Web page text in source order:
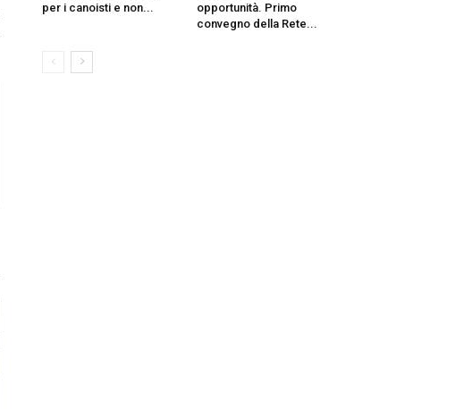
per i canoisti e non...
opportunità. Primo
convegno della Rete...